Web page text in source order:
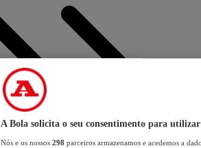
A Bola solicita o seu consentimento para utilizar
Nós e os nossos 298 parceiros armazenamos e acedemos a